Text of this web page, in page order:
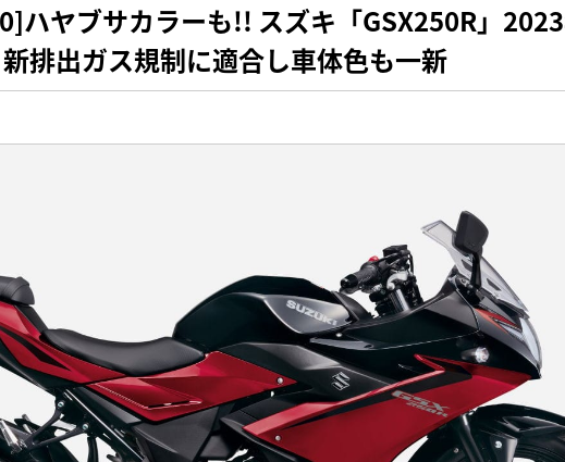
ハヤブサカラーも!! スズキ「GSX250R」
排出ガス規制に適合し車体色も一新